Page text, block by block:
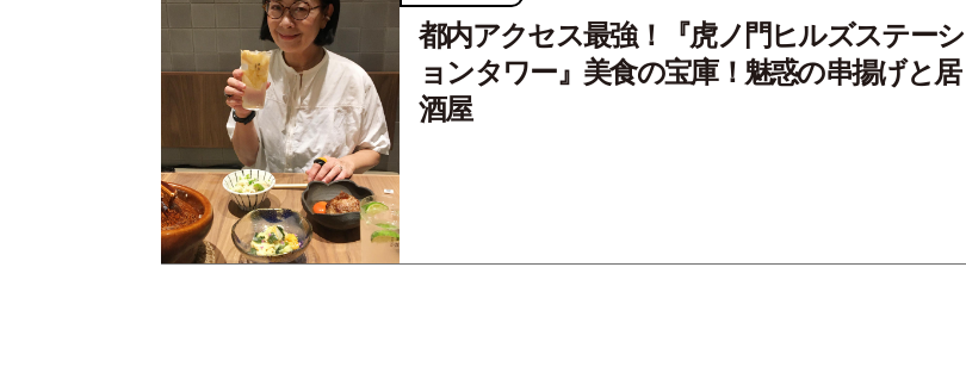
都内アクセス最強！『虎ノ門ヒルズステーシ
ョンタワー』美食の宝庫！魅惑の串揚げと居
酒屋